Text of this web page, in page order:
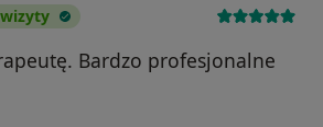
Bardzo profesjonalne